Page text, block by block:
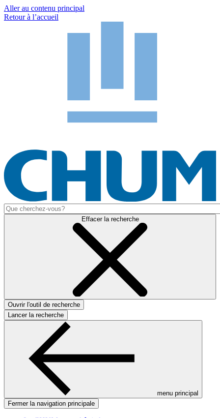
Aller au contenu principal
Retour à l’accueil
Effacer la recherche
Ouvrir l'outil de recherche
Lancer la recherche
menu principal
Fermer la navigation principale